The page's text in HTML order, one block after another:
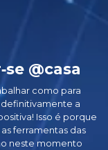
@casa
como para
a
Isso é porque
ferramentas das
neste momento